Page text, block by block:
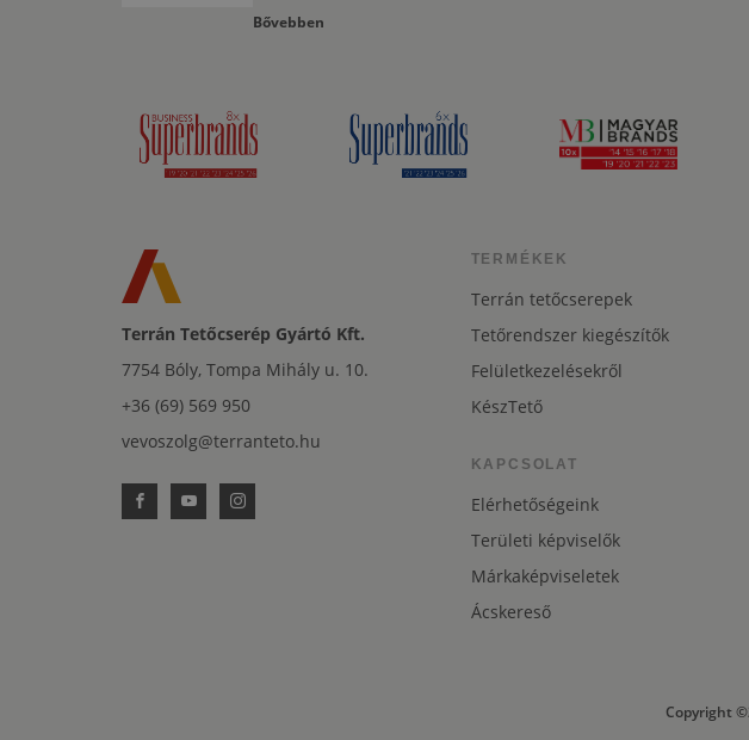
Bővebben
Terrán Tetőcserép Gyártó Kft.
7754 Bóly, Tompa Mihály u. 10.
+36 (69) 569 950
vevoszolg@terranteto.hu
TERMÉKEK
Terrán tetőcserepek
Tetőrendszer kiegészítők
Felületkezelésekről
KészTető
KAPCSOLAT
Elérhetőségeink
Területi képviselők
Márkaképviseletek
Ácskereső
Copyright